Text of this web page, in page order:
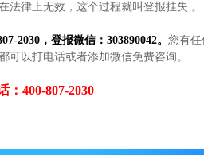
法律上无效，这个过程就叫登报挂失 。
2030，登报微信：303890042。 您有
可以打电话或者添加微信免费咨询。
：400-807-2030